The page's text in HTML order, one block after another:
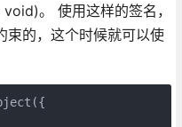
。 使用这样的签名，
束的，这个时候就可以使